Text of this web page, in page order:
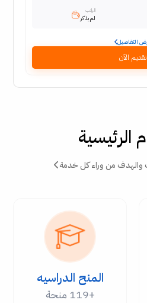
الراتب
لم يذكر
التفاصيل
تقديم الآن
الرئيسية
والهدف من وراء كل خدمة
المنح الدراسيه
+119 منحة